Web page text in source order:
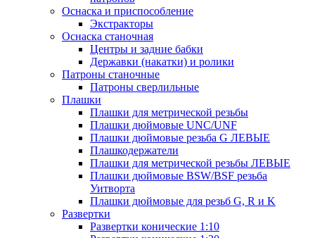
Оснаска и приспособление
Экстракторы
Оснаска станочная
Центры и задние бабки
Державки (накатки) и ролики
Патроны станочные
Патроны сверлильные
Плашки
Плашки для метрической резьбы
Плашки дюймовые UNC/UNF
Плашки дюймовые резьба G ЛЕВЫЕ
Плашкодержатели
Плашки для метрической резьбы ЛЕВЫЕ
Плашки дюймовые BSW/BSF резьба
Уитворта
Плашки дюймовые для резьб G, R и K
Развертки
Развертки конические 1:10